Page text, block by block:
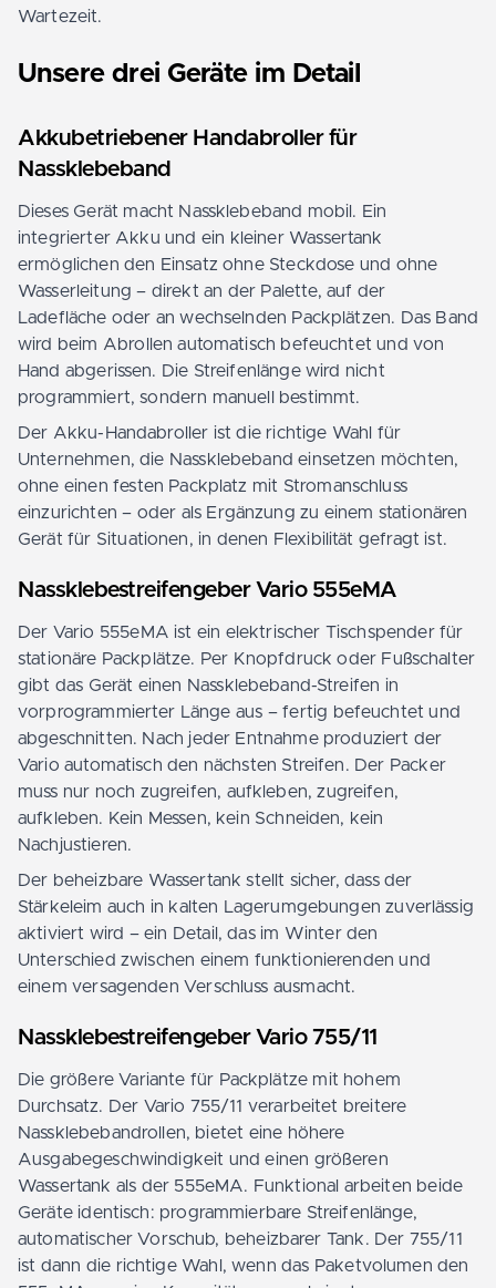
Wartezeit.
Unsere drei Geräte im Detail
Akkubetriebener Handabroller für
Nassklebeband
Dieses Gerät macht Nassklebeband mobil. Ein
integrierter Akku und ein kleiner Wassertank
ermöglichen den Einsatz ohne Steckdose und ohne
Wasserleitung – direkt an der Palette, auf der
Ladefläche oder an wechselnden Packplätzen. Das Band
wird beim Abrollen automatisch befeuchtet und von
Hand abgerissen. Die Streifenlänge wird nicht
programmiert, sondern manuell bestimmt.
Der Akku-Handabroller ist die richtige Wahl für
Unternehmen, die Nassklebeband einsetzen möchten,
ohne einen festen Packplatz mit Stromanschluss
einzurichten – oder als Ergänzung zu einem stationären
Gerät für Situationen, in denen Flexibilität gefragt ist.
Nassklebestreifengeber Vario 555eMA
Der Vario 555eMA ist ein elektrischer Tischspender für
stationäre Packplätze. Per Knopfdruck oder Fußschalter
gibt das Gerät einen Nassklebeband-Streifen in
vorprogrammierter Länge aus – fertig befeuchtet und
abgeschnitten. Nach jeder Entnahme produziert der
Vario automatisch den nächsten Streifen. Der Packer
muss nur noch zugreifen, aufkleben, zugreifen,
aufkleben. Kein Messen, kein Schneiden, kein
Nachjustieren.
Der beheizbare Wassertank stellt sicher, dass der
Stärkeleim auch in kalten Lagerumgebungen zuverlässig
aktiviert wird – ein Detail, das im Winter den
Unterschied zwischen einem funktionierenden und
einem versagenden Verschluss ausmacht.
Nassklebestreifengeber Vario 755/11
Die größere Variante für Packplätze mit hohem
Durchsatz. Der Vario 755/11 verarbeitet breitere
Nassklebebandrollen, bietet eine höhere
Ausgabegeschwindigkeit und einen größeren
Wassertank als der 555eMA. Funktional arbeiten beide
Geräte identisch: programmierbare Streifenlänge,
automatischer Vorschub, beheizbarer Tank. Der 755/11
ist dann die richtige Wahl, wenn das Paketvolumen den